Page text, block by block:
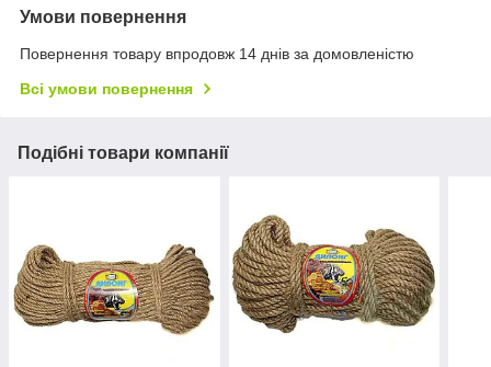
Умови повернення
Повернення товару впродовж 14 днів за домовленістю
Всі умови повернення
Подібні товари компанії